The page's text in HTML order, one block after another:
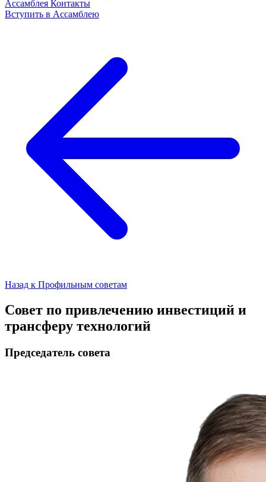
Ассамблея Контакты
Вступить в Ассамблею
Назад к Профильным советам
Совет по привлечению инвестиций и
трансферу технологий
Председатель совета